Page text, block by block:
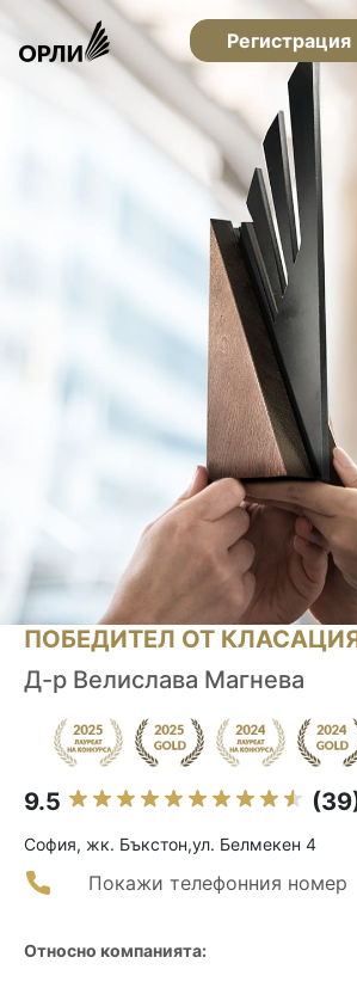
Регистрация
ПОБЕДИТЕЛ ОТ
Д-р Велислава Магнева
9.5
София, жк. Бъкстон,ул. Белмекен 4
Покажи телефонния номер
Относно компанията: